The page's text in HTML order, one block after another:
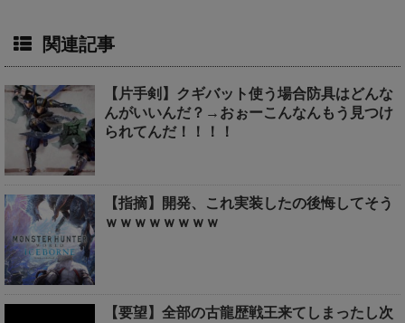
関連記事
【片手剣】クギバット使う場合防具はどんな
んがいいんだ？→おぉーこんなんもう見つけ
られてんだ！！！！
【指摘】開発、これ実装したの後悔してそう
ｗｗｗｗｗｗｗｗ
【要望】全部の古龍歴戦王来てしまったし次